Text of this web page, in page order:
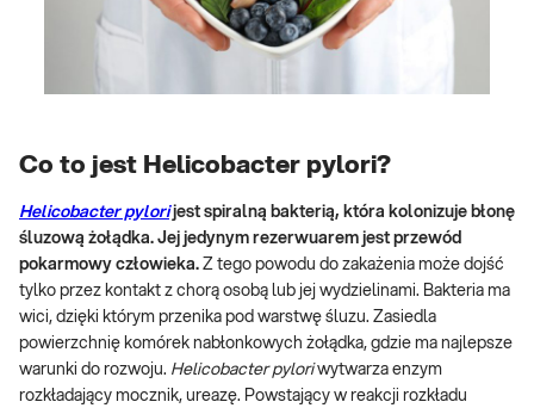
Co to jest Helicobacter pylori?
Helicobacter pylorijest spiralną bakterią, która kolonizuje błonę
śluzową żołądka. Jej jedynym rezerwuarem jest przewód
pokarmowy człowieka. Z tego powodu do zakażenia może dojść
tylko przez kontakt z chorą osobą lub jej wydzielinami. Bakteria ma
wici, dzięki którym przenika pod warstwę śluzu. Zasiedla
powierzchnię komórek nabłonkowych żołądka, gdzie ma najlepsze
warunki do rozwoju. Helicobacter pyloriwytwarza enzym
rozkładający mocznik, ureazę. Powstający w reakcji rozkładu